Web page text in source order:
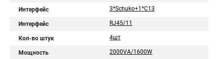
Интерфейс 3*Schuko+1*C13
Интерфейс RJ45/11
Кол-во штук 4шт
Мощность 2000VA/1600W